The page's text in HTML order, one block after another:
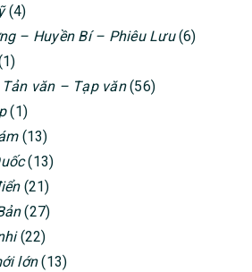
(4)
– Huyền Bí – Phiêu Lưu(6)
văn – Tạp văn(56)
(1)
(13)
(13)
(21)
(27)
(22)
lớn(13)